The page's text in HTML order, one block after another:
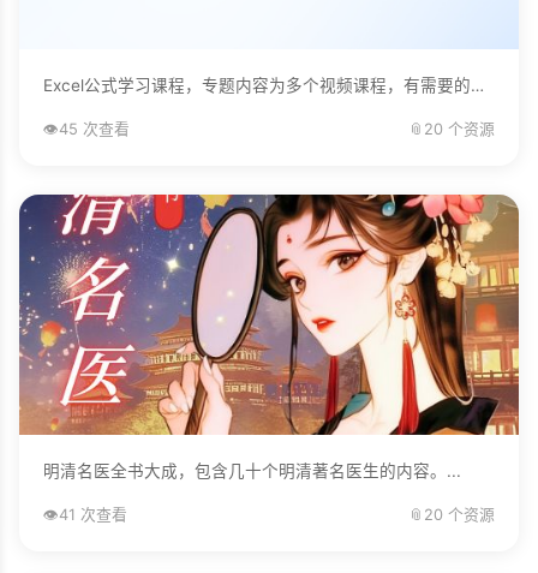
Excel公式学习课程，专题内容为多个视频课程，有需要的自己下载学习。...
👁️45 次查看 📎 20 个资源
明清名医全书大成，包含几十个明清著名医生的内容。...
👁️41 次查看 📎 20 个资源